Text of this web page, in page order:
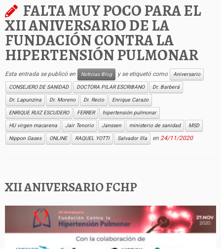
FALTA MUY POCO PARA EL
XII ANIVERSARIO DE LA
FUNDACIÓN CONTRA LA
HIPERTENSIÓN PULMONAR
Esta entrada se publicó en Noticias Blog y se etiquetó como
Aniversario
CONSEJERO DE SANIDAD
DOCTORA PILAR ESCRIBANO
Dr. Barberá
Dr. Lapunzina
Dr. Moreno Dr. Recio
Enrique Carazo
ENRIQUE RUIZ ESCUDERO
FERRER
hipertensión pulmonar
HU virgen macarena
Jair Tenorio Janssen ministerio de sanidad
MSD
Nippon Gases
ONLINE RAQUEL YOTTI Salvador Illa en 24/11/2020
XII ANIVERSARIO FCHP